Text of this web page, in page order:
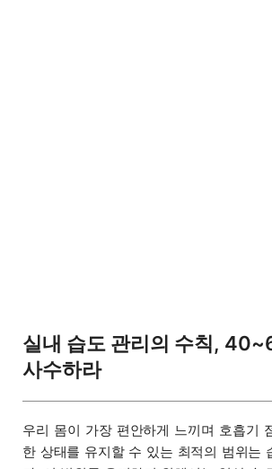
실내 습도 관리의 수칙,
사수하라
우리 몸이 가장 편안하게 느끼며 호흡기
한 상태를 유지할 수 있는 최적의 범위는